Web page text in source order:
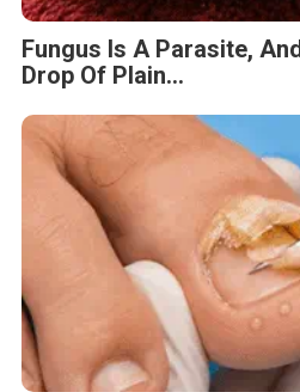
Fungus Is A Parasite,
Drop Of Plain...